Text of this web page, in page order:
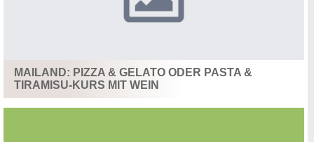
MAILAND: PIZZA & GELATO ODER PASTA &
TIRAMISU-KURS MIT WEIN